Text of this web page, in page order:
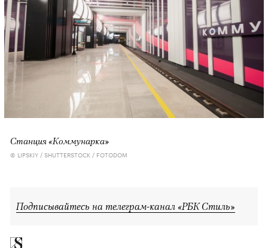
Станция «Коммунарка»
© LIPSKIY / SHUTTERSTOCK / FOTODOM
Подписывайтесь на телеграм-канал «РБК Стиль»